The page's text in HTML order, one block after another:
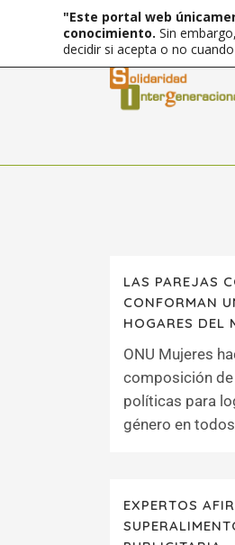
LAS PAREJAS
CONFORMAN
HOGARES DEL
ONU Mujeres
composición
políticas para
género en
EXPERTOS
"Este portal web
conocimiento. Sin
decidir si acepta o no